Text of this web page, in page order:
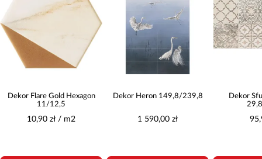
Hexagon
Dekor Heron 149,8/239,8
Dekor Sfumato Patch